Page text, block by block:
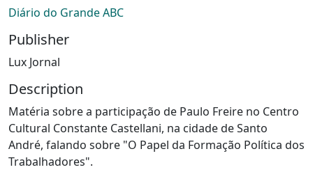
Diário do Grande ABC
Publisher
Lux Jornal
Description
Matéria sobre a participação de Paulo Freire no Centro
Cultural Constante Castellani, na cidade de Santo
André, falando sobre "O Papel da Formação Política dos
Trabalhadores".